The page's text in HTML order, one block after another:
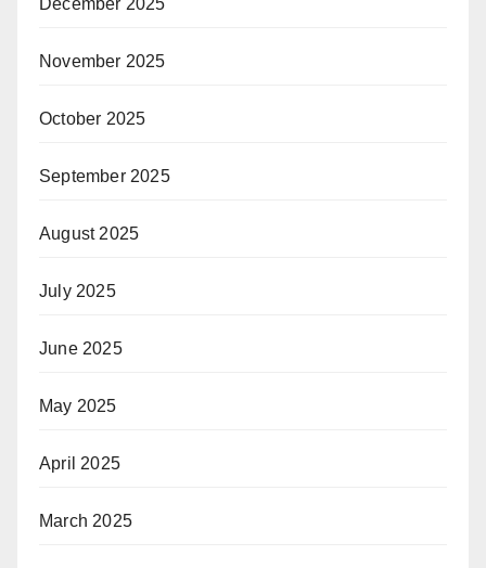
December 2025
November 2025
October 2025
September 2025
August 2025
July 2025
June 2025
May 2025
April 2025
March 2025